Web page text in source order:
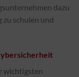
dazu
schulen und
wichtigsten